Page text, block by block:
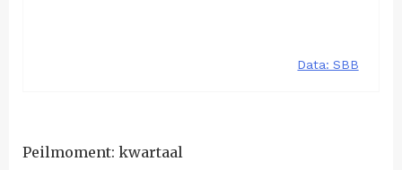
Peilmoment: kwartaal